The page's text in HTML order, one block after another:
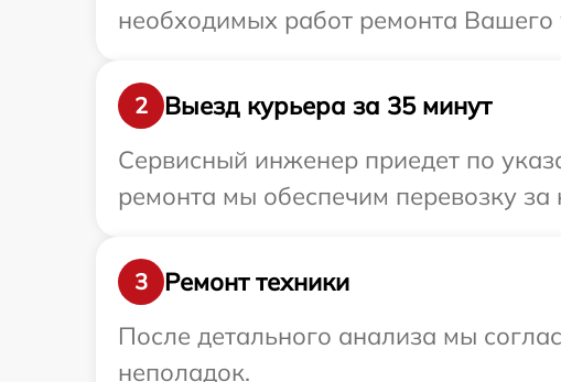
необходимых работ ремонта Вашего
2
Выезд курьера за 35 минут
Сервисный инженер приедет по
ремонта мы обеспечим перевозку за
3
Ремонт техники
После детального анализа мы
неполадок.